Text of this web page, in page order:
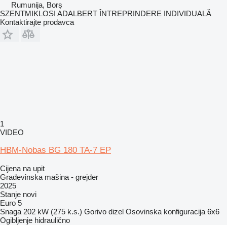
Rumunija, Borș
SZENTMIKLOSI ADALBERT ÎNTREPRINDERE INDIVIDUALĂ
Kontaktirajte prodavca
1
VIDEO
HBM-Nobas BG 180 TA-7 EP
Cijena na upit
Građevinska mašina - grejder
2025
Stanje novi
Euro 5
Snaga 202 kW (275 k.s.) Gorivo dizel Osovinska konfiguracija 6x6
Ogibljenje hidraulično